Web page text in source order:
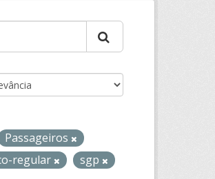
Passageiros
regular sgp